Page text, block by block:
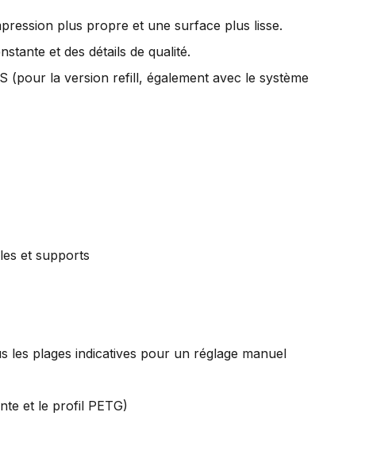
plus propre et une surface plus lisse.
et des détails de qualité.
(pour la version refill, également avec le système
et supports
les plages indicatives pour un réglage manuel
et le profil PETG)